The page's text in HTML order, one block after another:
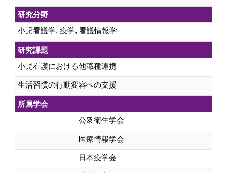
研究分野
小児看護学, 疫学, 看護情報学
研究課題
小児看護における他職種連携
生活習慣の行動変容への支援
所属学会
公衆衛生学会
医療情報学会
日本疫学会